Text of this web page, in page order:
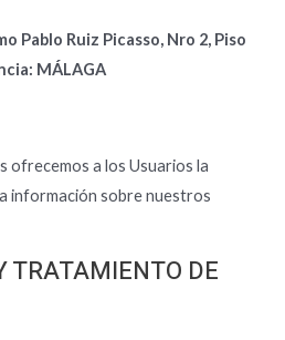
Pablo Ruiz Picasso, Nro 2, Piso
MÁLAGA
ofrecemos a los Usuarios la
información sobre nuestros
TRATAMIENTO DE